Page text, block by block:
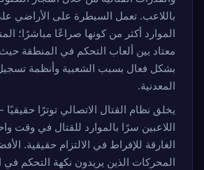
باللاعب. تعمل السيطرة على الأراضي
الموارد أكثر من كونها صراعًا مباشرًا؛
معتاد بين ألعاب التحكم في المنطقة حيث
بشكل فعال بسبب الشعبية وأنظمة
المعدنية.
يخلق نظام القتال الاتصالي توترًا حقيقيًا
اللاعبين سرًا بالموارد للقتال في وقت
الغارقة للإفراط في الالتزام حقيقية.
المحركات الذين يريدون نكهة التحكم في